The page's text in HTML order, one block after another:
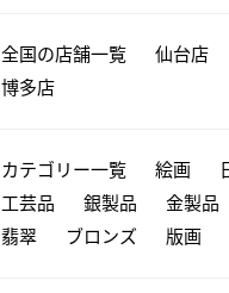
全国の店舗一覧 仙台店
博多店
カテゴリー一覧 絵画
工芸品
銀製品 金製品
翡翠
ブロンズ 版画